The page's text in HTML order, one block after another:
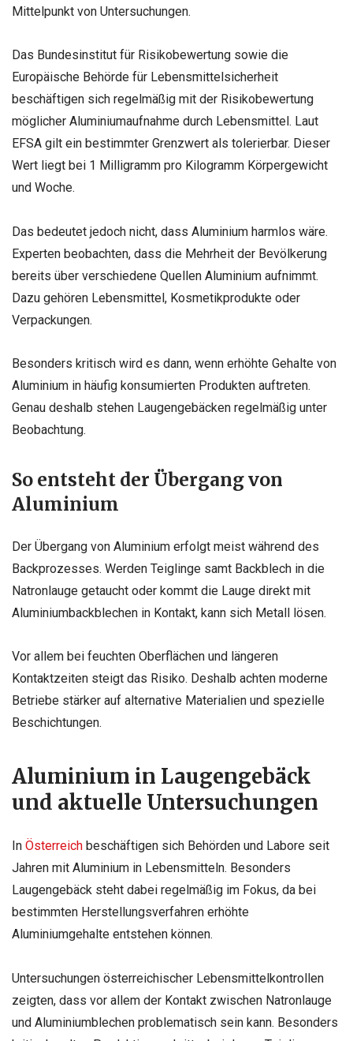
Mittelpunkt von Untersuchungen.
Das Bundesinstitut für Risikobewertung sowie die
Europäische Behörde für Lebensmittelsicherheit
beschäftigen sich regelmäßig mit der Risikobewertung
möglicher Aluminiumaufnahme durch Lebensmittel. Laut
EFSA gilt ein bestimmter Grenzwert als tolerierbar. Dieser
Wert liegt bei 1 Milligramm pro Kilogramm Körpergewicht
und Woche.
Das bedeutet jedoch nicht, dass Aluminium harmlos wäre.
Experten beobachten, dass die Mehrheit der Bevölkerung
bereits über verschiedene Quellen Aluminium aufnimmt.
Dazu gehören Lebensmittel, Kosmetikprodukte oder
Verpackungen.
Besonders kritisch wird es dann, wenn erhöhte Gehalte von
Aluminium in häufig konsumierten Produkten auftreten.
Genau deshalb stehen Laugengebäcken regelmäßig unter
Beobachtung.
So entsteht der Übergang von
Aluminium
Der Übergang von Aluminium erfolgt meist während des
Backprozesses. Werden Teiglinge samt Backblech in die
Natronlauge getaucht oder kommt die Lauge direkt mit
Aluminiumbackblechen in Kontakt, kann sich Metall lösen.
Vor allem bei feuchten Oberflächen und längeren
Kontaktzeiten steigt das Risiko. Deshalb achten moderne
Betriebe stärker auf alternative Materialien und spezielle
Beschichtungen.
Aluminium in Laugengebäck
und aktuelle Untersuchungen
In Österreich beschäftigen sich Behörden und Labore seit
Jahren mit Aluminium in Lebensmitteln. Besonders
Laugengebäck steht dabei regelmäßig im Fokus, da bei
bestimmten Herstellungsverfahren erhöhte
Aluminiumgehalte entstehen können.
Untersuchungen österreichischer Lebensmittelkontrollen
zeigten, dass vor allem der Kontakt zwischen Natronlauge
und Aluminiumblechen problematisch sein kann. Besonders